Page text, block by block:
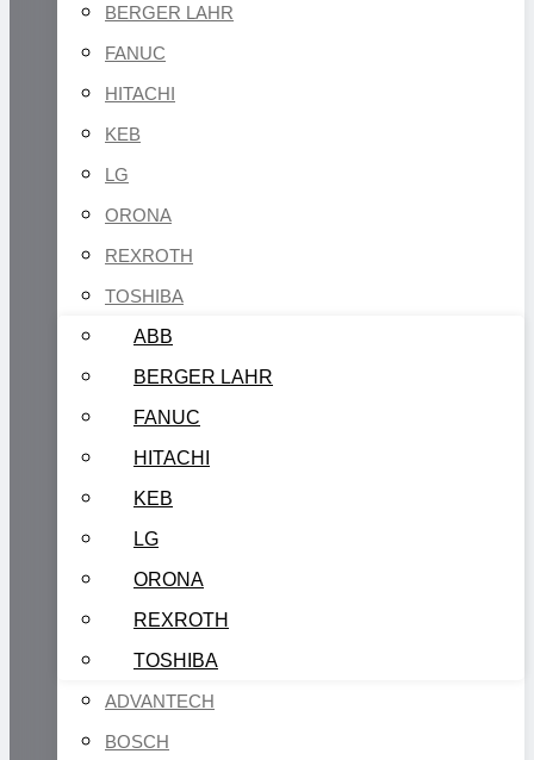
BERGER LAHR
FANUC
HITACHI
KEB
LG
ORONA
REXROTH
TOSHIBA
ABB
BERGER LAHR
FANUC
HITACHI
KEB
LG
ORONA
REXROTH
TOSHIBA
ADVANTECH
BOSCH